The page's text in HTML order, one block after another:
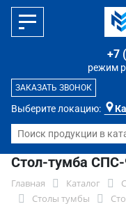
Выберите локацию:
режим
+7
ЗАКАЗАТЬ ЗВОНОК
Стол-тумба
Главная Каталог
Столы тумбы